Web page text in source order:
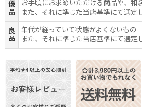
優
品
お手頃にお求めいただける商品や、和
また、それに準じた当店基準にて選定
良
品
年代が経っていて状態がよくないもの
また、それに準じた当店基準にて選定